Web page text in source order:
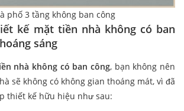
phố 3 tầng không ban công
kế mặt tiền nhà không có ban
sáng
nhà không có ban công, bạn không nên
sẽ không có không gian thoáng mát, vì đã
thiết kế hữu hiệu như sau: